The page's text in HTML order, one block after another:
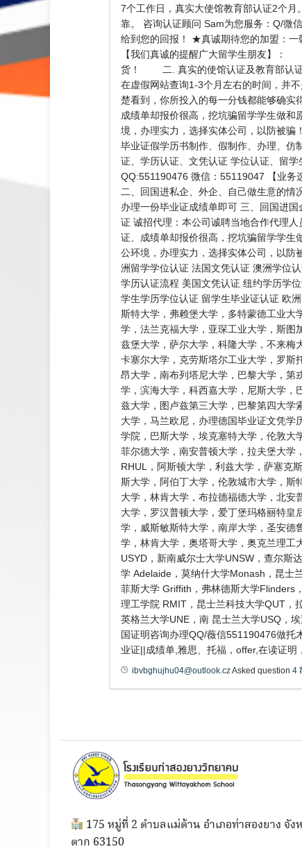
7个工作日，真实大使馆教育部认证2个
靠。 咨询认证顾问 Sam为您服务：Q/微
给到您的回报！ ★真诚期待您的加盟：一
【我们真诚的提醒广大留学生朋友】：
货！ 二. 真实的使馆认证及教育部认证
在虚假网站查询1-3个月左右的时间，并
楚看到，你所投入的每一分钱都能够确实
成绩单却报价很高，挖坑骗留学学生做
境，办理实力，选择实体公司，以防被骗
毕业证假学历书制作、假制作、办理、仿
证、学历认证、文凭认证 学位认证、留
QQ:551190476 微信：55119047 【业务
二、回国进私企、外企、自己做生意的情
办理一份毕业证成绩单即可 三、回国进
证 诚招代理：本公司诚聘当地合作代理
证、成绩单却报价很高，挖坑骗留学学生
公环境，办理实力，选择实体公司，以防
洲留学学位认证 法国文凭认证 澳洲学位
学历认证流程 美国文凭认证 纽约学历学
学生学历学位认证 留学生毕业证认证 欧
斯特大学，弗赖堡大学，多特蒙德工业大
学，法兰克福大学，亚琛工业大学，斯图
兹堡大学，萨尔大学，科隆大学，不来梅
卡塞尔大学，克劳斯塔尔工业大学，罗斯
昂大学，南布列塔尼大学，巴黎大学，第
学，滨海大学，科西嘉大学，尼斯大学，
兹大学，图卢兹第三大学，巴黎第四大学
大学，马兰欧尼，办理德国毕业证文凭
学院，巴斯大学，埃克塞特大学，伦敦大
菲尔德大学，南安普顿大学，拉夫堡大学
RHUL，阿斯顿大学，利兹大学，萨塞克
斯大学，阿伯丁大学，伦敦城市大学，斯
大学，林肯大学，布拉德福德大学，北
大学，罗汉普顿大学，爱丁堡玛格丽特
学，威斯敏斯特大学，南岸大学，圣安
学，林肯大学，奥塔哥大学，奥克兰理工
USYD，新南威尔士大学UNSW，查尔斯
学 Adelaide，莫纳什大学Monash，昆士
菲斯大学 Griffith，弗林德斯大学Flinders
理工学院 RMIT，昆士兰科技大学QUT，
英格兰大学UNE，南 昆士兰大学USQ，
国证明咨询办理QQ/薇信551190476做托
业证||成绩单,雅思、托福，offer,在读证
ibvbghujhu04@outlook.czAsked question 4
175 หมู่ที่ 2 ตำบลแม่ต้าน อำเภอท่าสองยาง จัง
ตาก 63150